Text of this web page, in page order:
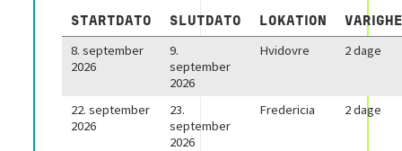
STARTDATO SLUTDATO LOKATION
8. september
2026
9.
september
2026
Hvidovre 2 dage
22. september
2026
23.
september
2026
Fredericia 2 dage